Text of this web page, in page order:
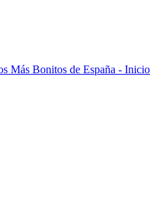
Más Bonitos de España - Inicio